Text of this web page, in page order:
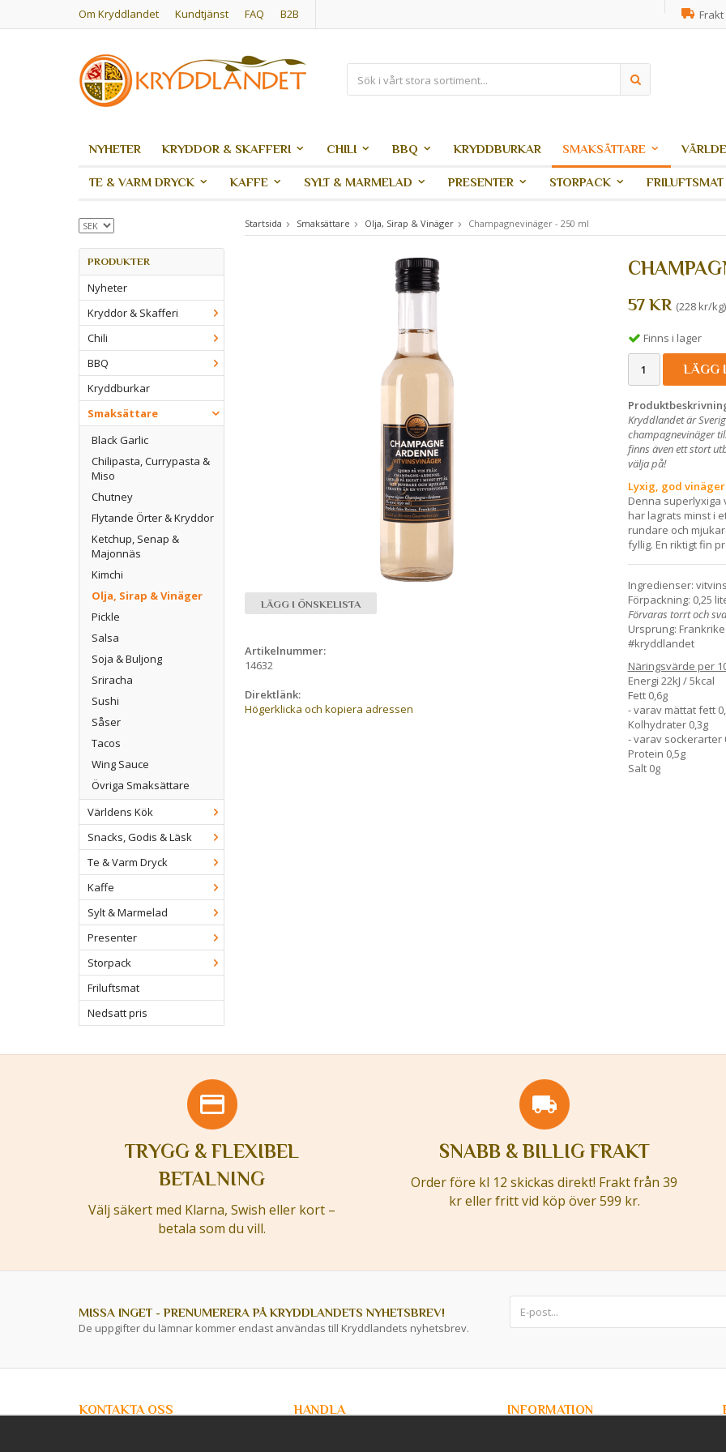
Om Kryddlandet Kundtjänst FAQ B2B
NYHETER KRYDDOR & SKAFFERI CHILI BBQ KRYDDBURKAR SMAKSÄTTARE
TE & VARM DRYCK KAFFE SYLT & MARMELAD PRESENTER STORPACK FRILUFTSMAT
PRODUKTER
Nyheter
Kryddor & Skafferi
Chili
BBQ
Kryddburkar
Smaksättare
Black Garlic
Chilipasta, Currypasta &
Miso
Chutney
Flytande Örter & Kryddor
Ketchup, Senap &
Majonnäs
Kimchi
Olja, Sirap & Vinäger
Pickle
Salsa
Soja & Buljong
Sriracha
Sushi
Såser
Tacos
Wing Sauce
Övriga Smaksättare
Världens Kök
Snacks, Godis & Läsk
Te & Varm Dryck
Kaffe
Sylt & Marmelad
Presenter
Storpack
Friluftsmat
Nedsatt pris
Startsida Smaksättare Olja, Sirap & Vinäger Champagnevinäger - 250 ml
57 KR (228 kr/kg)
Finns i lager
LÄGG
Kryddlandet är
champagnevinäger
finns även ett stort
välja på!
Lyxig, god
Denna superlyxiga
har lagrats minst i
rundare och
fyllig. En riktigt fin
Ingredienser:
Förpackning: 0,25
Förvaras torrt och
Ursprung: Frankrike
#kryddlandet
Näringsvärde per
Energi 22kJ / 5kcal
Fett 0,6g
- varav mättat fett
Kolhydrater 0,3g
- varav sockerarter
Protein 0,5g
Salt 0g
LÄGG I ÖNSKELISTA
Artikelnummer:
14632
Direktlänk:
Högerklicka och kopiera adressen
TRYGG & FLEXIBEL
BETALNING
Välj säkert med Klarna, Swish eller kort –
betala som du vill.
SNABB & BILLIG FRAKT
Order före kl 12 skickas direkt! Frakt från 39
kr eller fritt vid köp över 599 kr.
MISSA INGET - PRENUMERERA PÅ KRYDDLANDETS NYHETSBREV!
De uppgifter du lämnar kommer endast användas till Kryddlandets nyhetsbrev.
KONTAKTA OSS
HANDLA
INFORMATION